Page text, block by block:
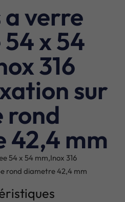
a verre
x 54
316
sur
rond
42,4 mm
54 x 54 mm,Inox 316
rond diametre 42,4 mm